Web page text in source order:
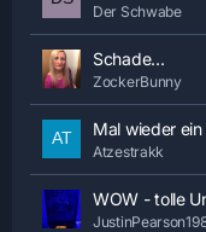
Der Schwabe
Schade...
ZockerBunny
Mal wieder
Atzestrakk
WOW - tolle